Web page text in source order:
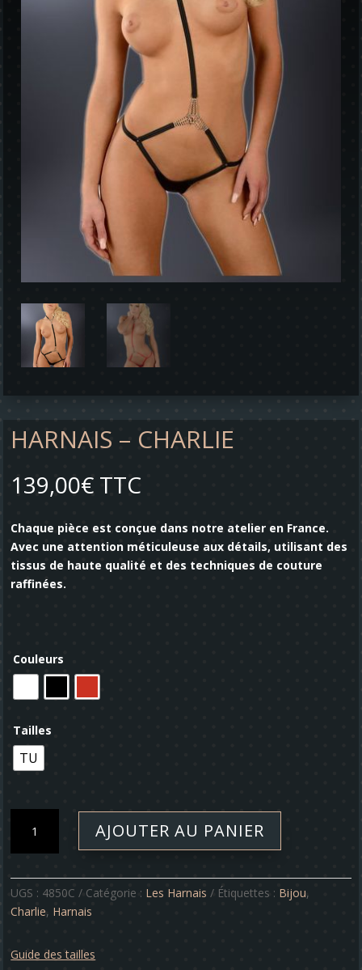
HARNAIS – CHARLIE
139,00€ TTC
Chaque pièce est conçue dans notre atelier en France.
Avec une attention méticuleuse aux détails, utilisant des
tissus de haute qualité et des techniques de couture
raffinées.
Couleurs
Tailles
TU
Harnais
Charlie
AJOUTER AU PANIER
UGS : 4850C Catégorie : Les Harnais Étiquettes : Bijou,
Charlie, Harnais
Guide des tailles